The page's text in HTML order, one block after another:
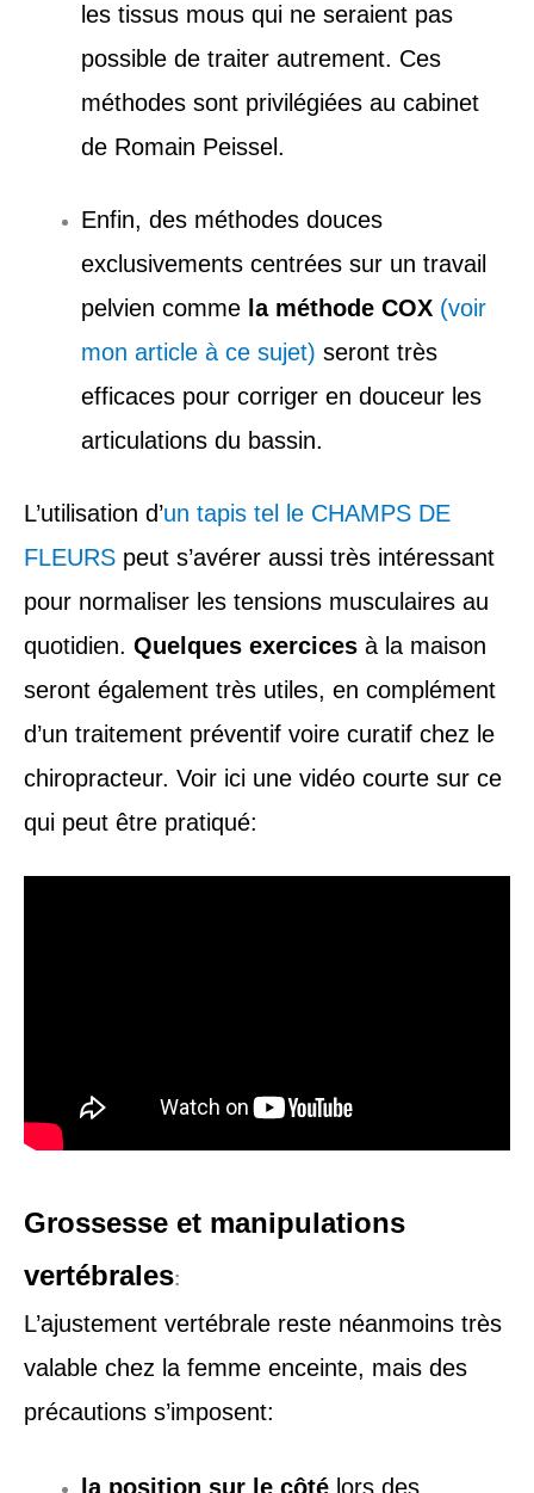
les tissus mous qui ne seraient pas
possible de traiter autrement. Ces
méthodes sont privilégiées au cabinet
de Romain Peissel.
Enfin, des méthodes douces
exclusivements centrées sur un travail
pelvien comme la méthode COX (voir
mon article à ce sujet) seront très
efficaces pour corriger en douceur les
articulations du bassin.
L’utilisation d’un tapis tel le CHAMPS DE
FLEURS peut s’avérer aussi très intéressant
pour normaliser les tensions musculaires au
quotidien. Quelques exercices à la maison
seront également très utiles, en complément
d’un traitement préventif voire curatif chez le
chiropracteur. Voir ici une vidéo courte sur ce
qui peut être pratiqué:
Grossesse et manipulations
vertébrales:
L’ajustement vertébrale reste néanmoins très
valable chez la femme enceinte, mais des
précautions s’imposent:
la position sur le côté lors des